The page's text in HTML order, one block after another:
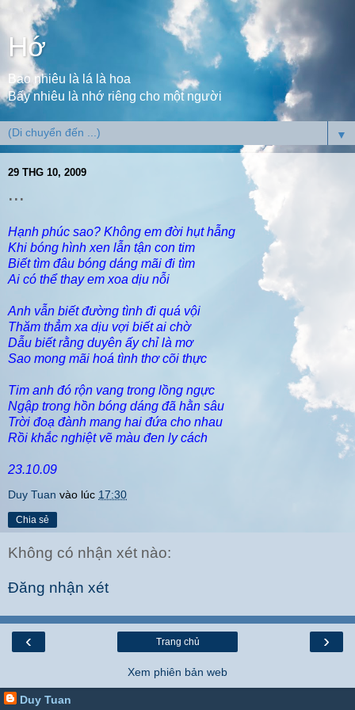
Hớ
Bao nhiêu là lá là hoa
Bấy nhiêu là nhớ riêng cho một người
▼
29 THG 10, 2009
...
Hạnh phúc sao? Không em đời hụt hẫng
Khi bóng hình xen lẫn tận con tim
Biết tìm đâu bóng dáng mãi đi tìm
Ai có thể thay em xoa dịu nỗi
Anh vẫn biết đường tình đi quá vội
Thăm thẳm xa dịu vợi biết ai chờ
Dẫu biết rằng duyên ấy chỉ là mơ
Sao mong mãi hoá tình thơ cõi thực
Tim anh đó rộn vang trong lồng ngực
Ngập trong hồn bóng dáng đã hằn sâu
Trời đoạ đành mang hai đứa cho nhau
Rồi khắc nghiệt vẽ màu đen ly cách
23.10.09
Duy Tuan vào lúc 17:30
Chia sẻ
Không có nhận xét nào:
Đăng nhận xét
‹ ›
Trang chủ
Xem phiên bản web
Duy Tuan